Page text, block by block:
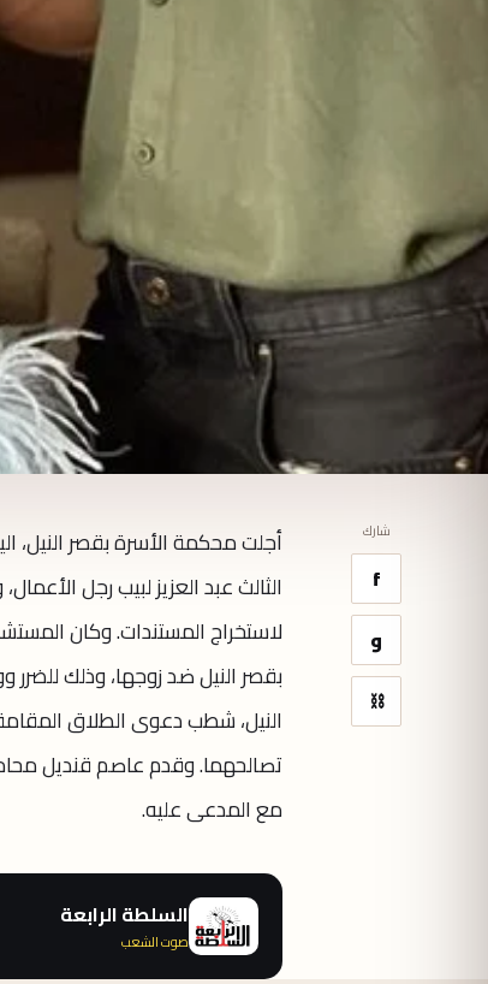
شارك
f
و
⛓
أجلت محكمة الأسرة بقصر النيل،
الثالث عبد العزيز لبيب رجل
لاستخراج المستندات. وكان
النيل، شطب دعوى الطلاق المقامة
تصالحهما. وقدم عاصم قنديل
مع المدعى عليه.
السلطة الرابعة
صوت الشعب